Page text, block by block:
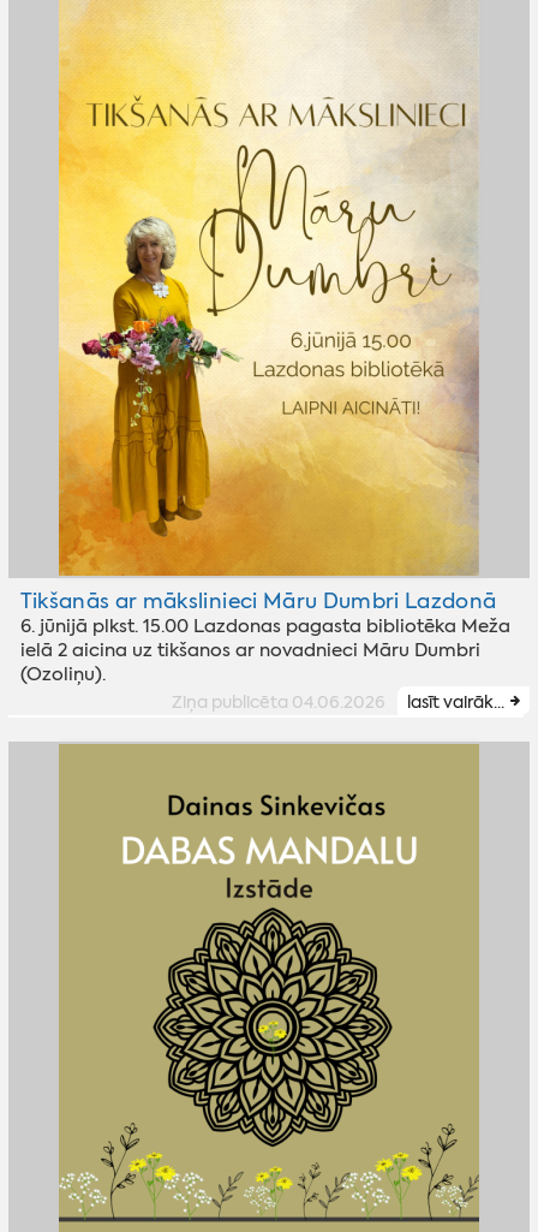
Tikšanās ar mākslinieci Māru Dumbri Lazdonā
6. jūnijā plkst. 15.00 Lazdonas pagasta bibliotēka Meža
ielā 2 aicina uz tikšanos ar novadnieci Māru Dumbri
(Ozoliņu).
Ziņa publicēta 04.06.2026 lasīt vairāk...